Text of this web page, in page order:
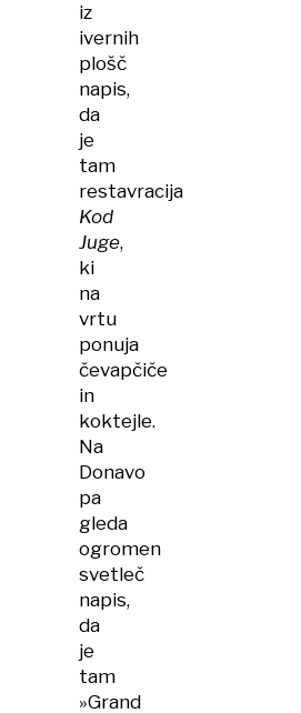
iz
ivernih
plošč
napis,
da
je
tam
restavracija
Kod
Juge,
ki
na
vrtu
ponuja
čevapčiče
in
koktejle.
Na
Donavo
pa
gleda
ogromen
svetleč
napis,
da
je
tam
»Grand